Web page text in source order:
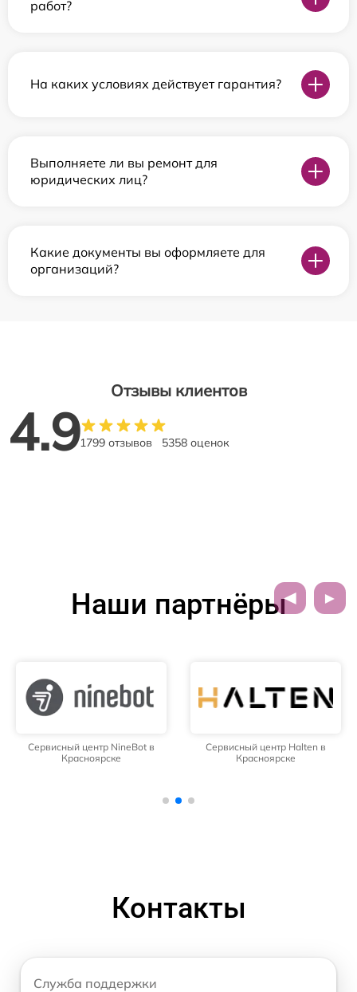
работ?
На каких условиях действует гарантия?
Выполняете ли вы ремонт для
юридических лиц?
Какие документы вы оформляете для
организаций?
Отзывы клиентов
4.91799 отзывов 5358 оценок
Наши партнёры
Сервисный центр NineBot в
Красноярске
Сервисный центр Halten в
Красноярске
Контакты
Служба поддержки